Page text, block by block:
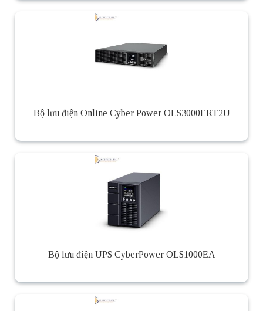
Bộ lưu điện Online Cyber Power OLS3000ERT2U
Bộ lưu điện UPS CyberPower OLS1000EA